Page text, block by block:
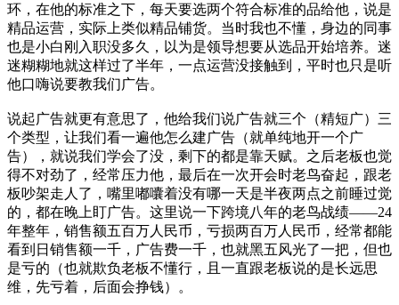
环，在他的标准之下，每天要选两个符合标准的品给他，说是
精品运营，实际上类似精品铺货。当时我也不懂，身边的同事
也是小白刚入职没多久，以为是领导想要从选品开始培养。迷
迷糊糊地就这样过了半年，一点运营没接触到，平时也只是听
他口嗨说要教我们广告。
说起广告就更有意思了，他给我们说广告就三个（精短广）三
个类型，让我们看一遍他怎么建广告（就单纯地开一个广
告），就说我们学会了没，剩下的都是靠天赋。之后老板也觉
得不对劲了，经常压力他，最后在一次开会时老鸟奋起，跟老
板吵架走人了，嘴里嘟囔着没有哪一天是半夜两点之前睡过觉
的，都在晚上盯广告。这里说一下跨境八年的老鸟战绩——24
年整年，销售额五百万人民币，亏损两百万人民币，经常都能
看到日销售额一千，广告费一千，也就黑五风光了一把，但也
是亏的（也就欺负老板不懂行，且一直跟老板说的是长远思
维，先亏着，后面会挣钱）。